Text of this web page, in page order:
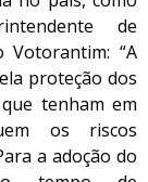
de
“A
proteção dos
tenham em
os riscos
a adoção do